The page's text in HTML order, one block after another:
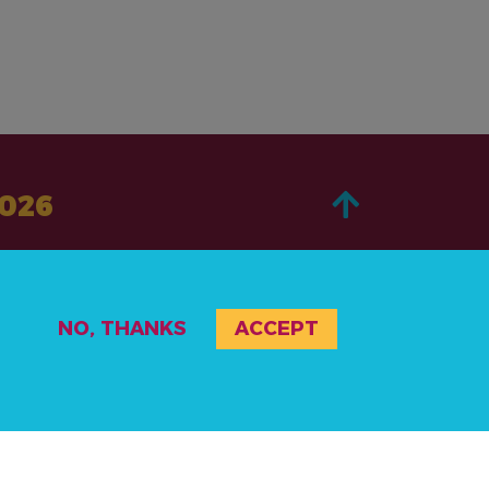
PASA A LA ACCIÓN
NO, THANKS ACCEPT